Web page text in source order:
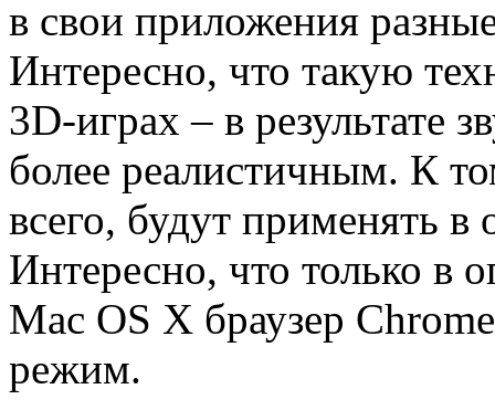
в свои приложения
Интересно, что такую
3D-играх – в результате
более реалистичным. К
всего, будут применять
Интересно, что только в
Mac OS X браузер
режим.